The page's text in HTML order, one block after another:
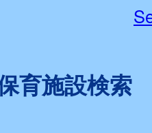
育施設検索